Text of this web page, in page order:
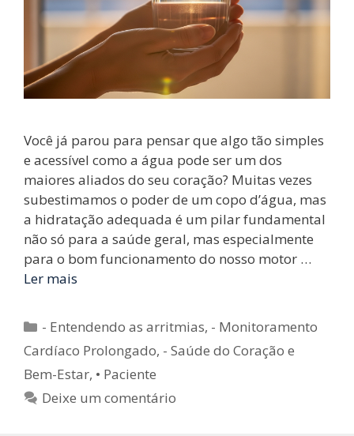
Você já parou para pensar que algo tão simples
e acessível como a água pode ser um dos
maiores aliados do seu coração? Muitas vezes
subestimamos o poder de um copo d’água, mas
a hidratação adequada é um pilar fundamental
não só para a saúde geral, mas especialmente
para o bom funcionamento do nosso motor …
Ler mais
Categorias
- Entendendo as arritmias, - Monitoramento
Cardíaco Prolongado, - Saúde do Coração e
Bem-Estar, • Paciente
Deixe um comentário